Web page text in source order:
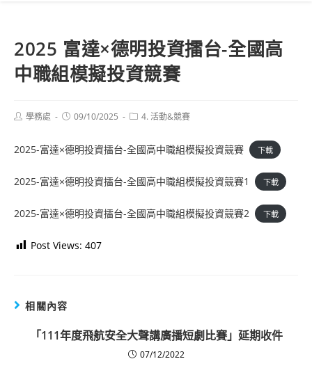
2025 富達×德明投資擂台-全國高
中職組模擬投資競賽
Post學務處
Post09/10/2025
Post4. 活動&競賽
2025-富達×德明投資擂台-全國高中職組模擬投資競賽 下載
2025-富達×德明投資擂台-全國高中職組模擬投資競賽1 下載
2025-富達×德明投資擂台-全國高中職組模擬投資競賽2 下載
Post Views: 407
相關內容
「111年度飛航安全大聲講廣播短劇比賽」延期收件
07/12/2022